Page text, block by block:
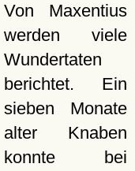
Von Maxentius
werden viele
Wundertaten
berichtet. Ein
sieben Monate
alter Knaben
konnte bei